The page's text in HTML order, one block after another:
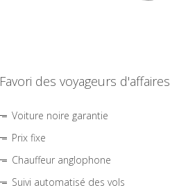
Favori des voyageurs d'affaires
Voiture noire garantie
Prix fixe
Chauffeur anglophone
Suivi automatisé des vols